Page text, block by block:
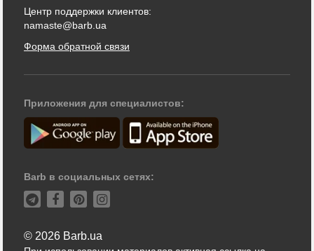
Центр поддержки клиентов:
namaste@barb.ua
Форма обратной связи
Приложения для специалистов:
Barb в социальных сетях:
© 2026 Barb.ua